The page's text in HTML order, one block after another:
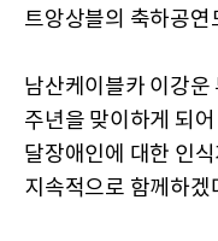
트앙상블의 축하공연
남산케이블카 이강운
주년을 맞이하게 되
달장애인에 대한 인
지속적으로 함께하겠